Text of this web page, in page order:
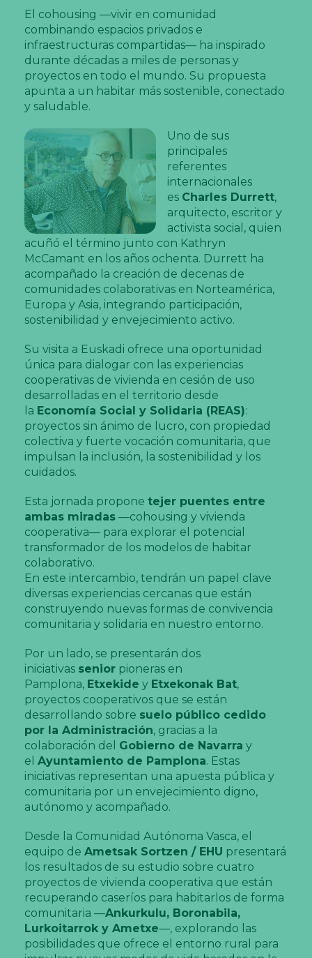
El cohousing —vivir en comunidad
combinando espacios privados e
infraestructuras compartidas— ha inspirado
durante décadas a miles de personas y
proyectos en todo el mundo. Su propuesta
apunta a un habitar más sostenible, conectado
y saludable.
Uno de sus
principales
referentes
internacionales
es Charles Durrett,
arquitecto, escritor y
activista social, quien
acuñó el término junto con Kathryn
McCamant en los años ochenta. Durrett ha
acompañado la creación de decenas de
comunidades colaborativas en Norteamérica,
Europa y Asia, integrando participación,
sostenibilidad y envejecimiento activo.
Su visita a Euskadi ofrece una oportunidad
única para dialogar con las experiencias
cooperativas de vivienda en cesión de uso
desarrolladas en el territorio desde
la Economía Social y Solidaria (REAS):
proyectos sin ánimo de lucro, con propiedad
colectiva y fuerte vocación comunitaria, que
impulsan la inclusión, la sostenibilidad y los
cuidados.
Esta jornada propone tejer puentes entre
ambas miradas—cohousing y vivienda
cooperativa— para explorar el potencial
transformador de los modelos de habitar
colaborativo.
En este intercambio, tendrán un papel clave
diversas experiencias cercanas que están
construyendo nuevas formas de convivencia
comunitaria y solidaria en nuestro entorno.
Por un lado, se presentarán dos
iniciativas seniorpioneras en
Pamplona, Etxekide y Etxekonak Bat,
proyectos cooperativos que se están
desarrollando sobre suelo público cedido
por la Administración, gracias a la
colaboración del Gobierno de Navarra y
el Ayuntamiento de Pamplona. Estas
iniciativas representan una apuesta pública y
comunitaria por un envejecimiento digno,
autónomo y acompañado.
Desde la Comunidad Autónoma Vasca, el
equipo de Ametsak Sortzen / EHU presentará
los resultados de su estudio sobre cuatro
proyectos de vivienda cooperativa que están
recuperando caseríos para habitarlos de forma
comunitaria —Ankurkulu, Boronabila,
Lurkoitarrok y Ametxe—, explorando las
posibilidades que ofrece el entorno rural para